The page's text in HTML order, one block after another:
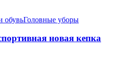
обувьГоловные уборы
новая кепка